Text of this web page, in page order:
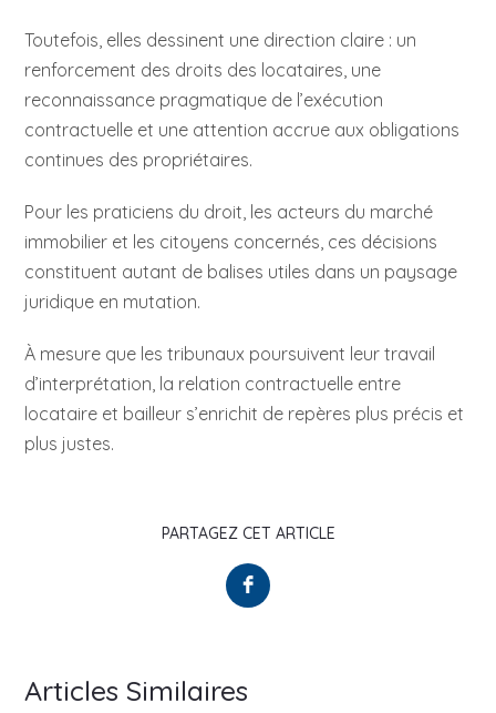
Toutefois, elles dessinent une direction claire : un
renforcement des droits des locataires, une
reconnaissance pragmatique de l’exécution
contractuelle et une attention accrue aux obligations
continues des propriétaires.
Pour les praticiens du droit, les acteurs du marché
immobilier et les citoyens concernés, ces décisions
constituent autant de balises utiles dans un paysage
juridique en mutation.
À mesure que les tribunaux poursuivent leur travail
d’interprétation, la relation contractuelle entre
locataire et bailleur s’enrichit de repères plus précis et
plus justes.
PARTAGEZ CET ARTICLE
Articles Similaires